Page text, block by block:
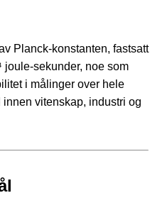
Planck-konstanten, fastsatt
joule-sekunder, noe som
i målinger over hele
vitenskap, industri og